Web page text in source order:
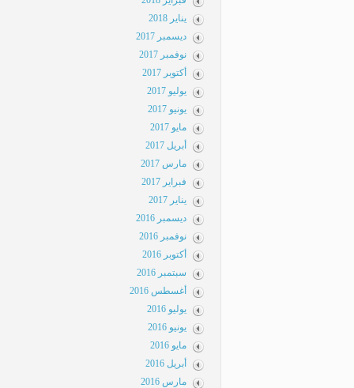
يناير 2018
ديسمبر 2017
نوفمبر 2017
أكتوبر 2017
يوليو 2017
يونيو 2017
مايو 2017
أبريل 2017
مارس 2017
فبراير 2017
يناير 2017
ديسمبر 2016
نوفمبر 2016
أكتوبر 2016
سبتمبر 2016
أغسطس 2016
يوليو 2016
يونيو 2016
مايو 2016
أبريل 2016
مارس 2016